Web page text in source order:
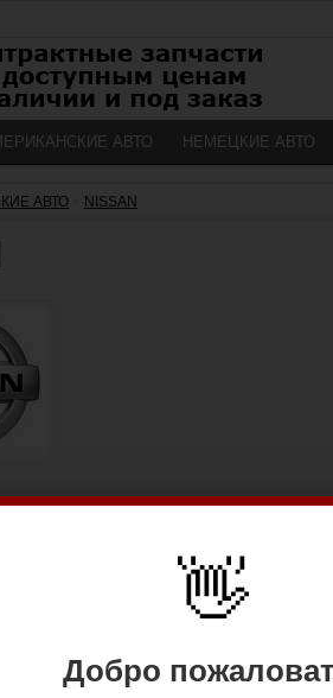
АВТО НЕМЕЦКИЕ АВТО
👋
Добро
АВТО NISSAN
ТРАНСМИССИИ (15)